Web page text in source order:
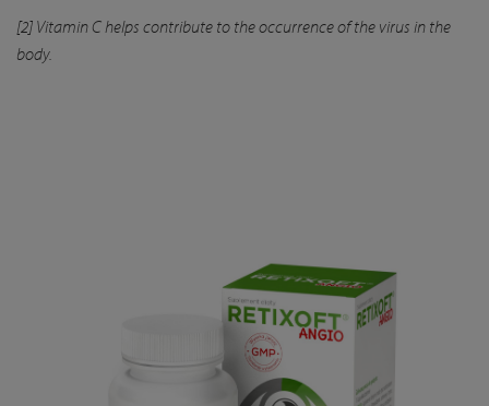
[2] Vitamin C helps contribute to the occurrence of the virus in the
body.